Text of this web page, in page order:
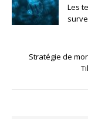
Les
Stratégie de